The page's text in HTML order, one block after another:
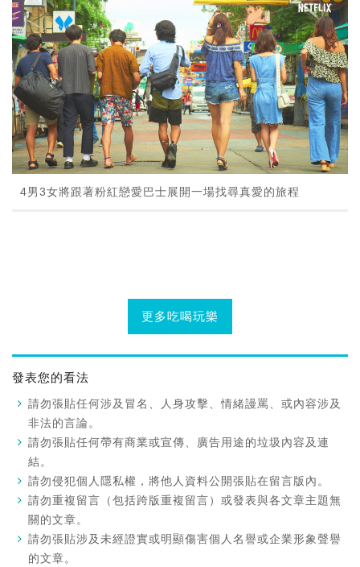
4男3女將跟著粉紅戀愛巴士展開一場找尋真愛的旅程
更多吃喝玩樂
發表您的看法
請勿張貼任何涉及冒名、人身攻擊、情緒謾罵、或內容涉及
非法的言論。
請勿張貼任何帶有商業或宣傳、廣告用途的垃圾內容及連
結。
請勿侵犯個人隱私權，將他人資料公開張貼在留言版內。
請勿重複留言（包括跨版重複留言）或發表與各文章主題無
關的文章。
請勿張貼涉及未經證實或明顯傷害個人名譽或企業形象聲譽
的文章。